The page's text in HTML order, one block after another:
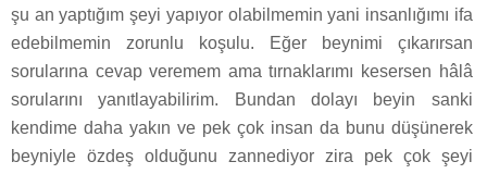
şu an yaptığım şeyi yapıyor olabilmemin yani insanlığımı ifa
edebilmemin zorunlu koşulu. Eğer beynimi çıkarırsan
sorularına cevap veremem ama tırnaklarımı kesersen hâlâ
sorularını yanıtlayabilirim. Bundan dolayı beyin sanki
kendime daha yakın ve pek çok insan da bunu düşünerek
beyniyle özdeş olduğunu zannediyor zira pek çok şeyi